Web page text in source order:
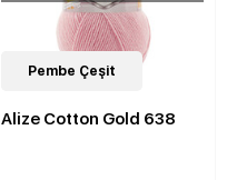
91Çeşit
Pembe Çeşit
Alize Cotton Gold 638